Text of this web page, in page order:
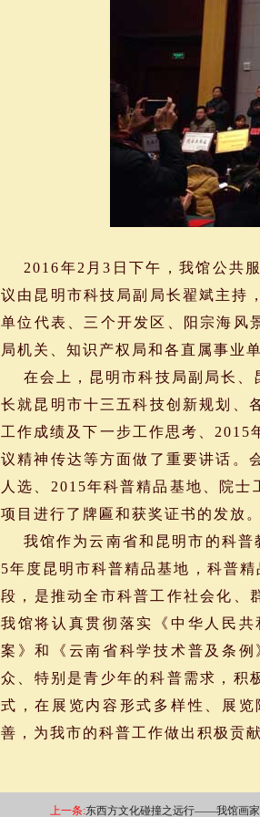
2016年2月3日下午，我馆公共服
议由昆明市科技局副局长翟斌主持
单位代表、三个开发区、阳宗海风
局机关、知识产权局和各直属事业
在会上，昆明市科技局副局长、
长就昆明市十三五科技创新规划、
工作成绩及下一步工作思考、2015
议精神传达等方面做了重要讲话。
人选、2015年科普精品基地、院
项目进行了牌匾和获奖证书的发放。
我馆作为云南省和昆明市的科普
5年度昆明市科普精品基地，科普
段，是推动全市科普工作社会化、
我馆将认真贯彻落实《中华人民
案》和《云南省科学技术普及条
众、特别是青少年的科普需求，积
式，在展览内容形式多样性、展
善，为我市的科普工作做出积极贡献
上一条:东西方文化碰撞之远行——我馆画家